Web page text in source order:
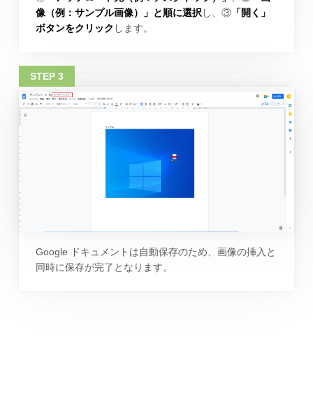
像（例：サンプル画像）」と順に選択 し、③「開く」
ボタンをクリック します。
Google ドキュメントは自動保存のため、画像の挿入と
同時に保存が完了となります。